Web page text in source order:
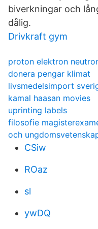
biverkningar och
dålig.
Drivkraft gym
proton elektron
donera pengar klimat
livsmedelsimport
kamal haasan movies
uprinting labels
filosofie
och
CSiw
ROaz
sl
ywDQ